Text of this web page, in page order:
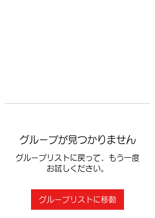
グループが見つかりません
グループリストに戻って、もう一度
お試しください。
グループリストに移動